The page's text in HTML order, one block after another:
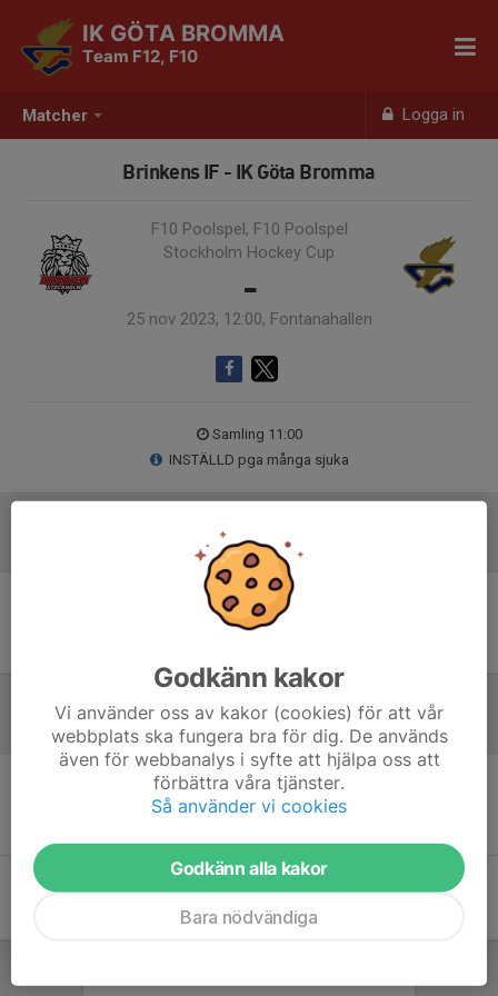
Matcher Logga in
IK GÖTA BROMMA
Team F12, F10
Brinkens IF - IK Göta Bromma
F10 Poolspel, F10 Poolspel
Stockholm Hockey Cup
-
25 nov 2023, 12:00, Fontanahallen
Samling 11:00
INSTÄLLD pga många sjuka
Ingen uppställning ifylld
Referat
Inget referat skrivet
Godkänn kakor
Vi använder oss av kakor (cookies) för att vår
webbplats ska fungera bra för dig. De används
även för webbanalys i syfte att hjälpa oss att
förbättra våra tjänster.
Så använder vi cookies
Godkänn alla kakor
Bara nödvändiga